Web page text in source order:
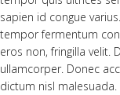
sapien id congue
tempor fermentum
eros non, fringilla velit.
ullamcorper. Donec
dictum nisl